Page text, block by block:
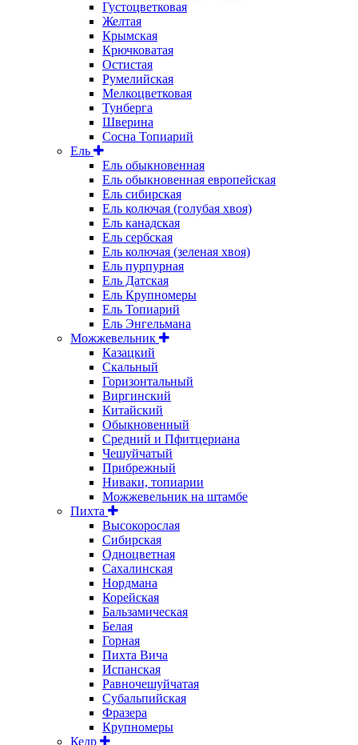
Густоцветковая
Желтая
Крымская
Крючковатая
Остистая
Румелийская
Мелкоцветковая
Тунберга
Шверина
Сосна Топиарий
Ель
Ель обыкновенная
Ель обыкновенная европейская
Ель сибирская
Ель колючая (голубая хвоя)
Ель канадская
Ель сербская
Ель колючая (зеленая хвоя)
Ель пурпурная
Ель Датская
Ель Крупномеры
Ель Топиарий
Ель Энгельмана
Можжевельник
Казацкий
Скальный
Горизонтальный
Виргинский
Китайский
Обыкновенный
Средний и Пфитцериана
Чешуйчатый
Прибрежный
Ниваки, топиарии
Можжевельник на штамбе
Пихта
Высокорослая
Сибирская
Одноцветная
Сахалинская
Нордмана
Корейская
Бальзамическая
Белая
Горная
Пихта Вича
Испанская
Равночешуйчатая
Субальпийская
Фразера
Крупномеры
Кедр